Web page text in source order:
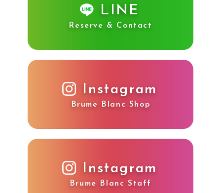
LINE
Reserve & Contact
Instagram
Brume Blanc Shop
Instagram
Brume Blanc Staff